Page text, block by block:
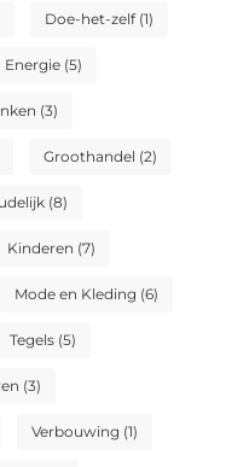
Doe-het-zelf(1)
Energie(5)
(3)
Groothandel (2)
(8)
Kinderen (7)
Mode en Kleding (6)
Tegels(5)
(3)
Verbouwing (1)